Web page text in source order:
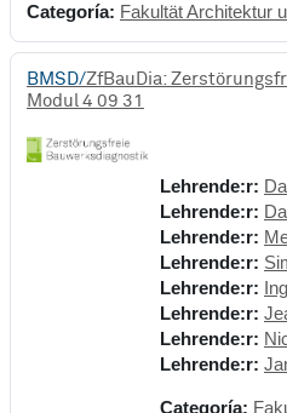
Categoría: Fakultät Architektur
BMSD/ZfBauDia:
Modul 4 09 31
Lehrende:r:
Lehrende:r:
Lehrende:r:
Lehrende:r:
Lehrende:r:
Lehrende:r:
Lehrende:r:
Lehrende:r:
Categoría: